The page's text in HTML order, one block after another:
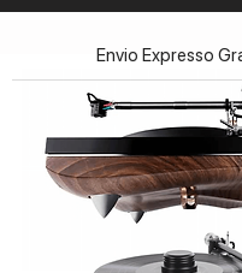
Envio Expresso